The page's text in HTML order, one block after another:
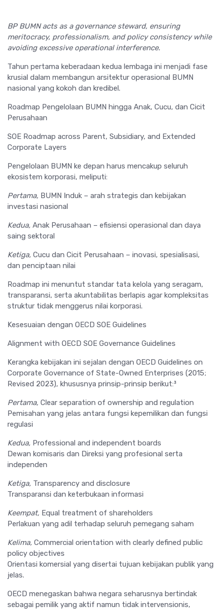
BP BUMN acts as a governance steward, ensuring
meritocracy, professionalism, and policy consistency while
avoiding excessive operational interference.
Tahun pertama keberadaan kedua lembaga ini menjadi fase
krusial dalam membangun arsitektur operasional BUMN
nasional yang kokoh dan kredibel.
Roadmap Pengelolaan BUMN hingga Anak, Cucu, dan Cicit
Perusahaan
SOE Roadmap across Parent, Subsidiary, and Extended
Corporate Layers
Pengelolaan BUMN ke depan harus mencakup seluruh
ekosistem korporasi, meliputi:
Pertama, BUMN Induk – arah strategis dan kebijakan
investasi nasional
Kedua, Anak Perusahaan – efisiensi operasional dan daya
saing sektoral
Ketiga, Cucu dan Cicit Perusahaan – inovasi, spesialisasi,
dan penciptaan nilai
Roadmap ini menuntut standar tata kelola yang seragam,
transparansi, serta akuntabilitas berlapis agar kompleksitas
struktur tidak menggerus nilai korporasi.
Kesesuaian dengan OECD SOE Guidelines
Alignment with OECD SOE Governance Guidelines
Kerangka kebijakan ini sejalan dengan OECD Guidelines on
Corporate Governance of State-Owned Enterprises (2015;
Revised 2023), khususnya prinsip-prinsip berikut:³
Pertama, Clear separation of ownership and regulation
Pemisahan yang jelas antara fungsi kepemilikan dan fungsi
regulasi
Kedua, Professional and independent boards
Dewan komisaris dan Direksi yang profesional serta
independen
Ketiga, Transparency and disclosure
Transparansi dan keterbukaan informasi
Keempat, Equal treatment of shareholders
Perlakuan yang adil terhadap seluruh pemegang saham
Kelima, Commercial orientation with clearly defined public
policy objectives
Orientasi komersial yang disertai tujuan kebijakan publik yang
jelas.
OECD menegaskan bahwa negara seharusnya bertindak
sebagai pemilik yang aktif namun tidak intervensionis,